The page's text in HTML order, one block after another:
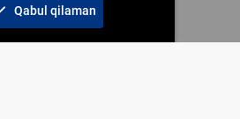
Qabul qilaman